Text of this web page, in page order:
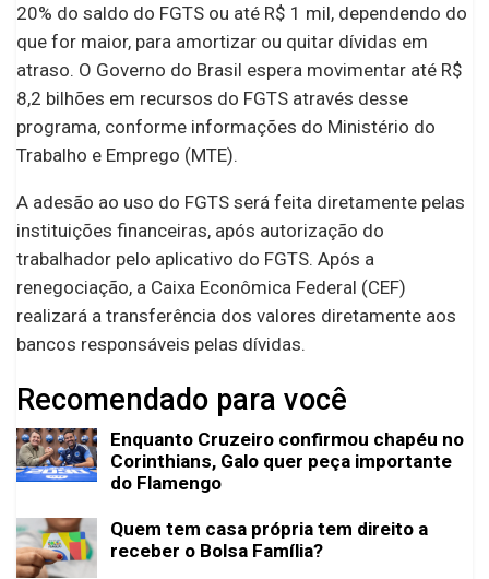
20% do saldo do FGTS ou até R$ 1 mil, dependendo do
que for maior, para amortizar ou quitar dívidas em
atraso. O Governo do Brasil espera movimentar até R$
8,2 bilhões em recursos do FGTS através desse
programa, conforme informações do Ministério do
Trabalho e Emprego (MTE).
A adesão ao uso do FGTS será feita diretamente pelas
instituições financeiras, após autorização do
trabalhador pelo aplicativo do FGTS. Após a
renegociação, a Caixa Econômica Federal (CEF)
realizará a transferência dos valores diretamente aos
bancos responsáveis pelas dívidas.
Recomendado para você
Enquanto Cruzeiro confirmou chapéu no
Corinthians, Galo quer peça importante
do Flamengo
Quem tem casa própria tem direito a
receber o Bolsa Família?